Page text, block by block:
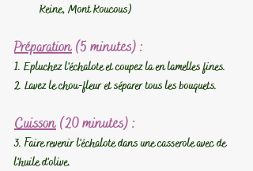
Reine, Mont Roucous)
Préparation (5 minutes) :
1. Epluchez l'échalote et coupez la en lamelles fines.
2. Lavez le chou-fleur et séparer tous les bouquets.
Cuisson (20 minutes) :
3. Faire revenir l'échalote dans une casserole avec de
l'huile d'olive.